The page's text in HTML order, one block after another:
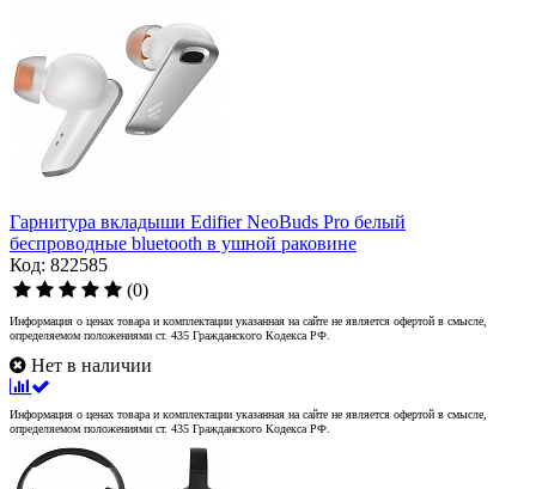
Гарнитура вкладыши Edifier NeoBuds Pro белый
беспроводные bluetooth в ушной раковине
Код: 822585
(0)
Информация о ценах товара и комплектации указанная на сайте не является офертой в смысле,
определяемом положениями ст. 435 Гражданского Кодекса РФ.
Нет в наличии
Информация о ценах товара и комплектации указанная на сайте не является офертой в смысле,
определяемом положениями ст. 435 Гражданского Кодекса РФ.